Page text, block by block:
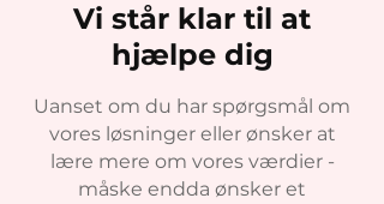
Vi står klar til at
hjælpe dig
Uanset om du har spørgsmål om
vores løsninger eller ønsker at
lære mere om vores værdier -
måske endda ønsker et